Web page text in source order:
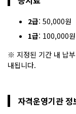
2급: 50,000원
1급: 100,000원
※ 지정된 기간 내 납
내됩니다.
자격운영기관 정